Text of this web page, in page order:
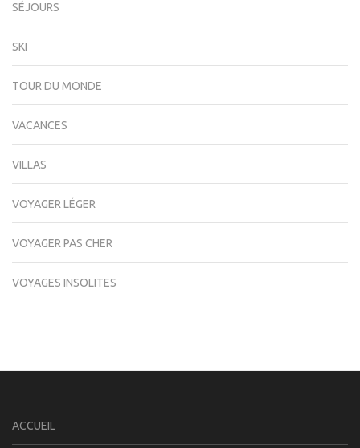
SÉJOURS
SKI
TOUR DU MONDE
VACANCES
VILLAS
VOYAGER LÉGER
VOYAGER PAS CHER
VOYAGES INSOLITES
ACCUEIL